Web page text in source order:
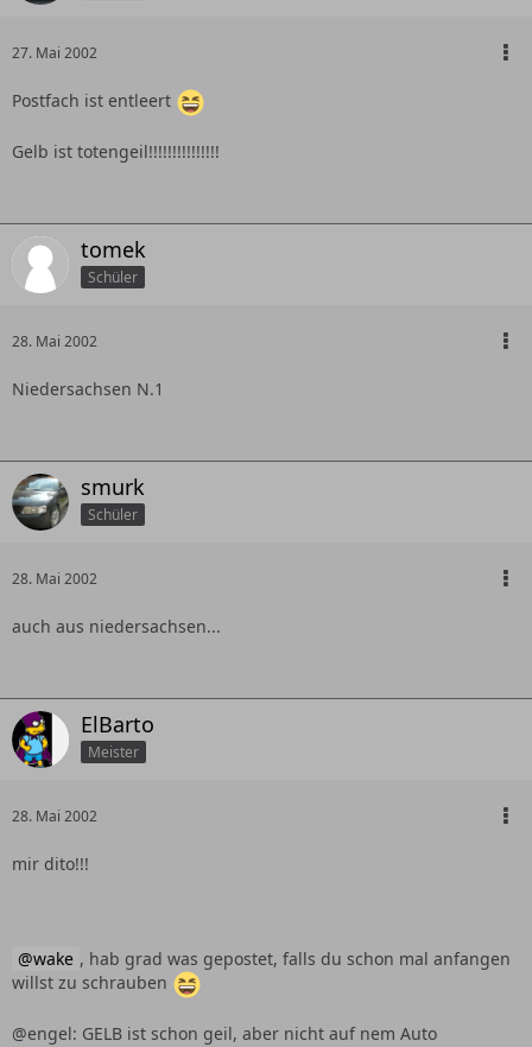
27. Mai 2002
Postfach ist entleert
Gelb ist totengeil!!!!!!!!!!!!!!!
tomek
Schüler
28. Mai 2002
Niedersachsen N.1
smurk
Schüler
28. Mai 2002
auch aus niedersachsen...
ElBarto
Meister
28. Mai 2002
mir dito!!!
wake , hab grad was gepostet, falls du schon mal anfangen
willst zu schrauben
@engel: GELB ist schon geil, aber nicht auf nem Auto